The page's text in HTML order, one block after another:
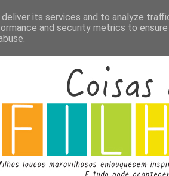
its services and to analyze
and security metrics to